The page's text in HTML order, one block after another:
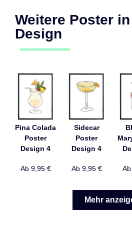
Weitere Poster
Design
Pina Colada
Poster
Design 4
Ab 9,95 €
Sidecar
Poster
Design 4
Ab 9,95 € Ab
Mehr